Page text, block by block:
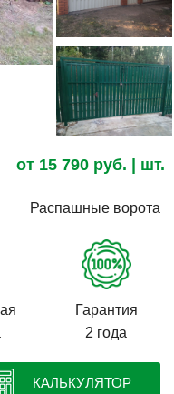
от 15 790 руб. | шт.
Распашные ворота
Гарантия
2 года
КАЛЬКУЛЯТОР